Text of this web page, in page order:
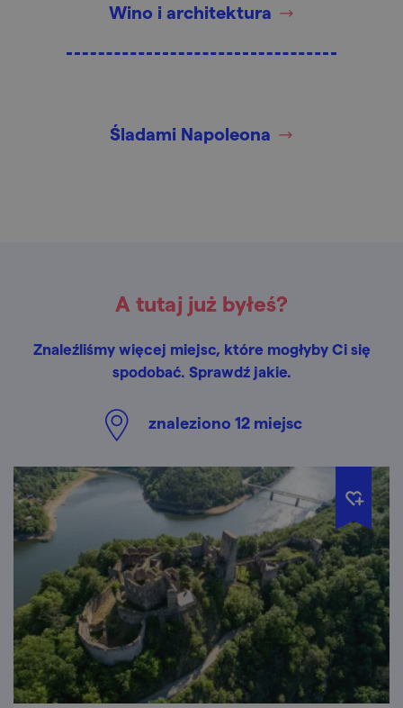
Wino i architektura
Śladami Napoleona
A tutaj już byłeś?
Znaleźliśmy więcej miejsc, które mogłyby Ci się
spodobać. Sprawdź jakie.
znaleziono 12 miejsc